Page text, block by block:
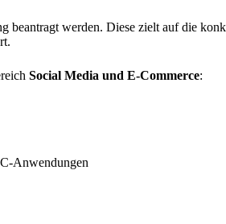
werden. Diese zielt auf die
Social Media und E-Commerce:
Anwendungen